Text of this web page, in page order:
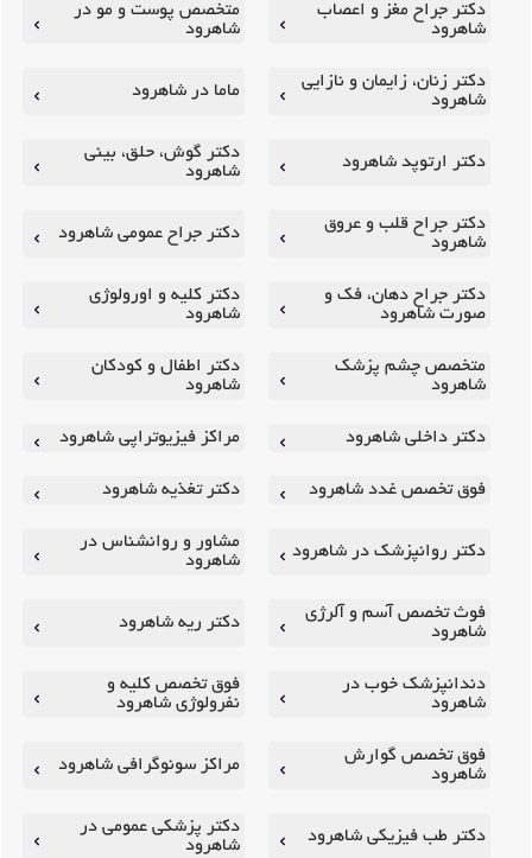
دکتر جراح مغز و اعصاب
شاهرود
متخصص پوست و مو در
شاهرود
دکتر زنان، زایمان و نازایی
شاهرود
ماما در شاهرود
دکتر ارتوپد شاهرود
دکتر گوش، حلق، بینی
شاهرود
دکتر جراح قلب و عروق
شاهرود
دکتر جراح عمومی شاهرود
دکتر جراح دهان، فک و
صورت شاهرود
دکتر کلیه و اورولوژی
شاهرود
متخصص چشم پزشک
شاهرود
دکتر اطفال و کودکان
شاهرود
دکتر داخلی شاهرود مراکز فیزیوتراپی شاهرود
فوق تخصص غدد شاهرود دکتر تغذیه شاهرود
دکتر روانپزشک در شاهرود
مشاور و روانشناس در
شاهرود
فوث تخصص آسم و آلرژی
شاهرود
دکتر ریه شاهرود
دندانپزشک خوب در
شاهرود
فوق تخصص کلیه و
نفرولوژی شاهرود
فوق تخصص گوارش
شاهرود
مراکز سونوگرافی شاهرود
دکتر طب فیزیکی شاهرود
دکتر پزشکی عمومی در
شاهرود